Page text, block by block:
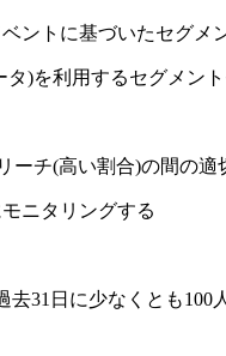
ントに基づいたセグメ
)を利用するセグメン
チ(高い割合)の間の
ニタリングする
31日に少なくとも